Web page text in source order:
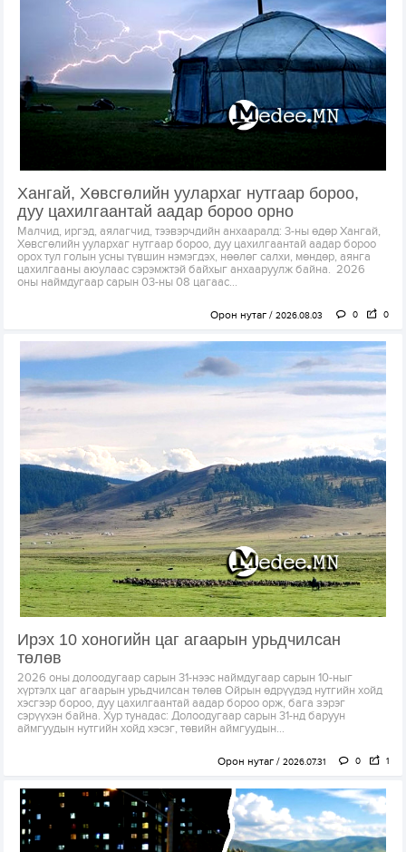
Хангай, Хөвсгөлийн уулархаг нутгаар бороо,
дуу цахилгаантай аадар бороо орно
Малчид, иргэд, аялагчид, тээвэрчдийн анхааралд: 3-ны өдөр Хангай,
Хөвсгөлийн уулархаг нутгаар бороо, дуу цахилгаантай аадар бороо
орох тул голын усны түвшин нэмэгдэх, нөөлөг салхи, мөндөр, аянга
цахилгааны аюулаас сэрэмжтэй байхыг анхааруулж байна. 2026
оны наймдугаар сарын 03-ны 08 цагаас...
Орон нутаг 2026.08.03 0 0
Ирэх 10 хоногийн цаг агаарын урьдчилсан
төлөв
2026 оны долоодугаар сарын 31-нээс наймдугаар сарын 10-ныг
хүртэлх цаг агаарын урьдчилсан төлөв Ойрын өдрүүдэд нутгийн хойд
хэсгээр бороо, дуу цахилгаантай аадар бороо орж, бага зэрэг
сэрүүхэн байна. Хур тунадас: Долоодугаар сарын 31-нд баруун
аймгуудын нутгийн хойд хэсэг, төвийн аймгуудын...
Орон нутаг 2026.07.31 0 1